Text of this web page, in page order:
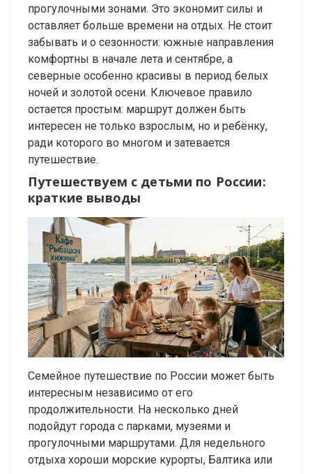
прогулочными зонами. Это экономит силы и
оставляет больше времени на отдых. Не стоит
забывать и о сезонности: южные направления
комфортны в начале лета и сентябре, а
северные особенно красивы в период белых
ночей и золотой осени. Ключевое правило
остается простым: маршрут должен быть
интересен не только взрослым, но и ребёнку,
ради которого во многом и затевается
путешествие.
Путешествуем с детьми по России:
краткие выводы
Семейное путешествие по России может быть
интересным независимо от его
продолжительности. На несколько дней
подойдут города с парками, музеями и
прогулочными маршрутами. Для недельного
отдыха хороши морские курорты, Балтика или